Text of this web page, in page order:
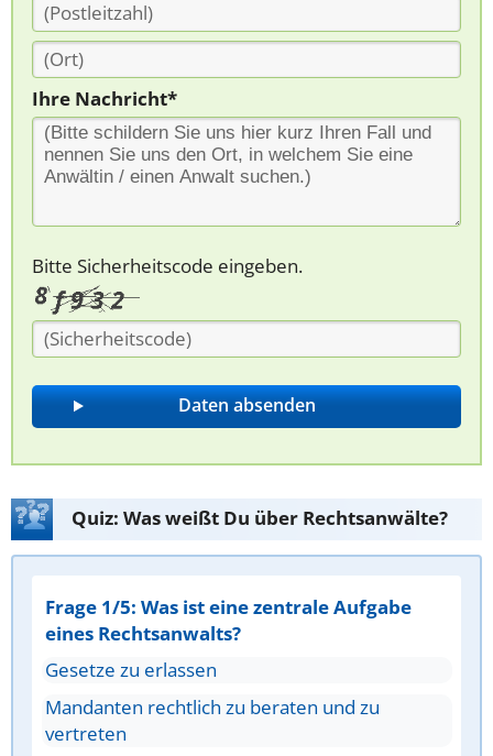
Ihre Nachricht*
Bitte Sicherheitscode eingeben.
Quiz: Was weißt Du über Rechtsanwälte?
Frage 1/5: Was ist eine zentrale Aufgabe
eines Rechtsanwalts?
Gesetze zu erlassen
Mandanten rechtlich zu beraten und zu
vertreten